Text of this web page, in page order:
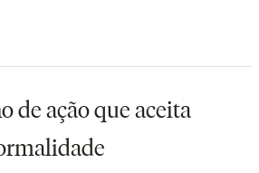
de ação que aceita